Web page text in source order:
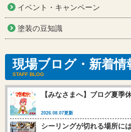
イベント・キャンペーン
塗装の豆知識
現場ブログ・新着情
STAFF BLOG
【みなさまへ】ブログ夏季
2026.08.07更新
シーリングが切れる場所に